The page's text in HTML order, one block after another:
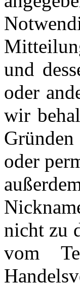
und
oder
wir
oder
nicht zu
vom